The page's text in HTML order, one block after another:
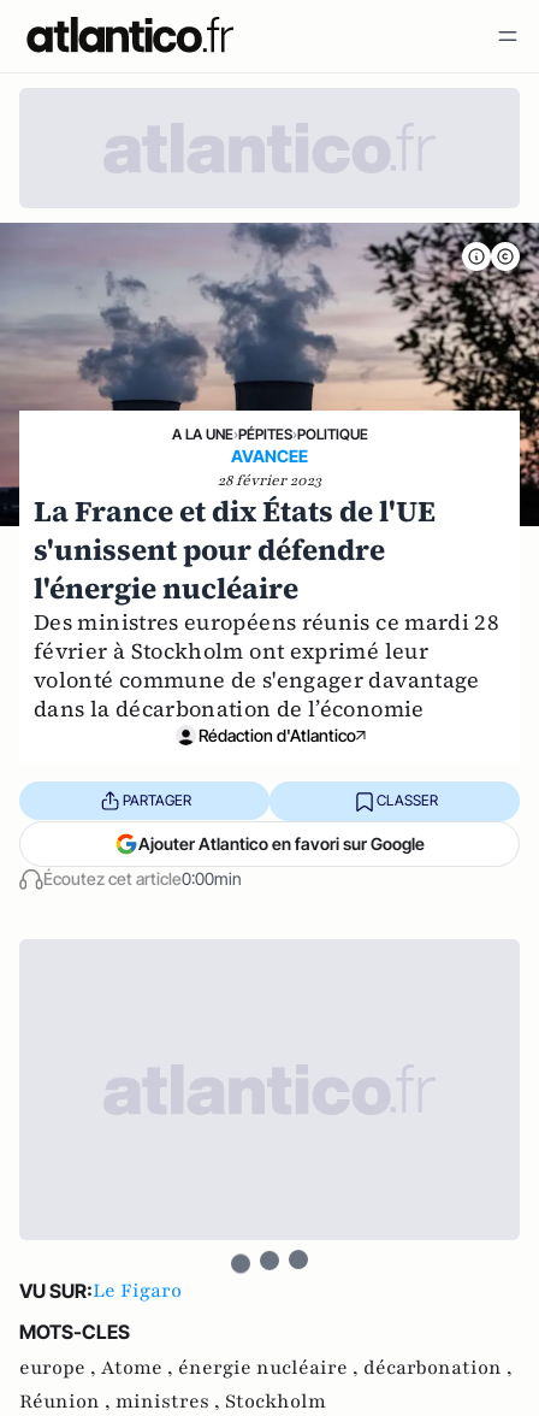
A LA UNE›PÉPITES›POLITIQUE
AVANCEE
28 février 2023
La France et dix États de l'UE
s'unissent pour défendre
l'énergie nucléaire
Des ministres européens réunis ce mardi 28
février à Stockholm ont exprimé leur
volonté commune de s'engager davantage
dans la décarbonation de l’économie
Rédaction d'Atlantico
Écoutez cet article0:00min
PARTAGER CLASSER
Ajouter Atlantico en favori sur Google
VU SUR:Le Figaro
MOTS-CLES
europe , Atome , énergie nucléaire , décarbonation ,
Réunion , ministres , Stockholm